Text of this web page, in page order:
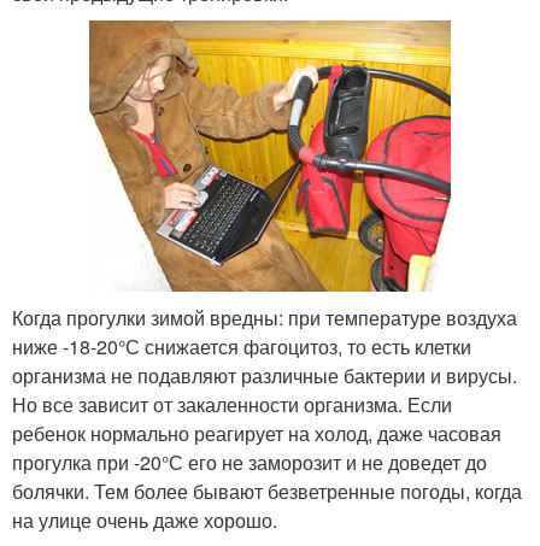
Когда прогулки зимой вредны: при температуре воздуха
ниже -18-20°С снижается фагоцитоз, то есть клетки
организма не подавляют различные бактерии и вирусы.
Но все зависит от закаленности организма. Если
ребенок нормально реагирует на холод, даже часовая
прогулка при -20°С его не заморозит и не доведет до
болячки. Тем более бывают безветренные погоды, когда
на улице очень даже хорошо.